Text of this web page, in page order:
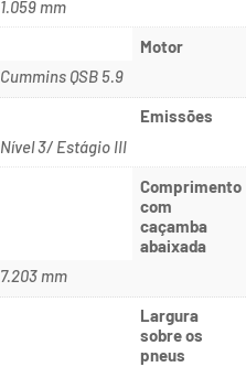
1.059 mm
Motor
Cummins QSB 5.9
Emissões
Nível 3/ Estágio III
Comprimento
com
caçamba
abaixada
7.203 mm
Largura
sobre os
pneus